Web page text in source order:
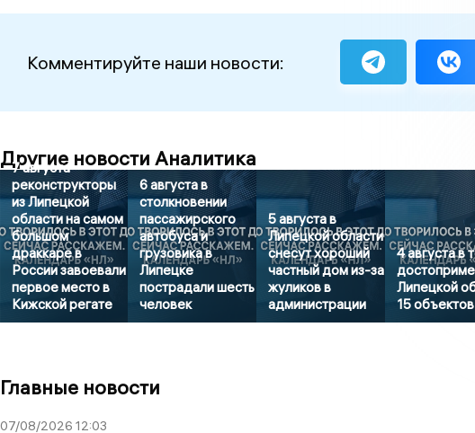
Комментируйте наши новости:
Другие новости Аналитика
7 августа
реконструкторы
из Липецкой
области на самом
большом
драккаре в
России завоевали
первое место в
Кижской регате
6 августа в
столкновении
пассажирского
автобуса и
грузовика в
Липецке
пострадали шесть
человек
5 августа в
Липецкой области
снесут хороший
частный дом из-за
жуликов в
администрации
4 августа в
Липецкой
15 объектов
Главные новости
07/08/2026 12:03